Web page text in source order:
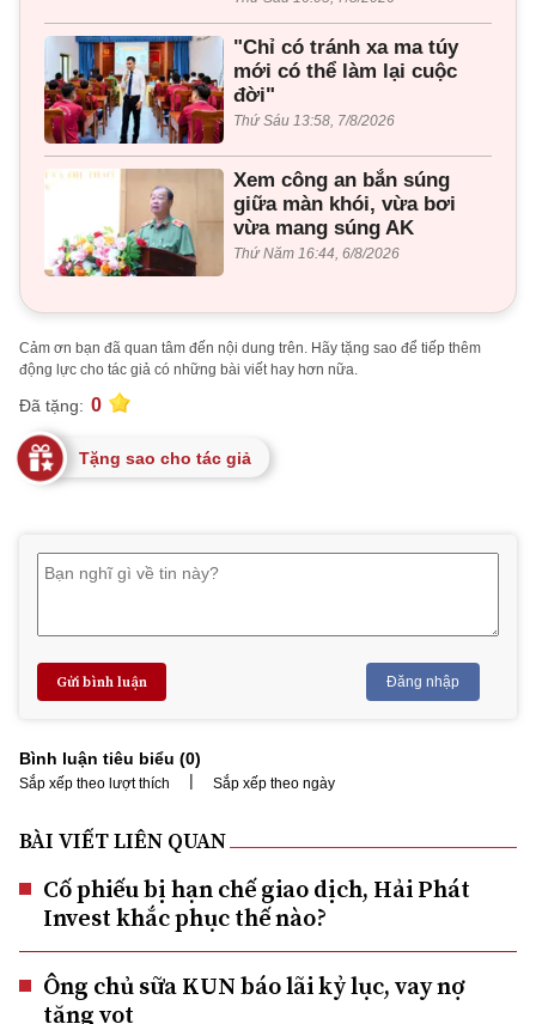
"Chỉ có tránh xa ma túy
mới có thể làm lại cuộc
đời"
Thứ Sáu 13:58, 7/8/2026
Xem công an bắn súng
giữa màn khói, vừa bơi
vừa mang súng AK
Thứ Năm 16:44, 6/8/2026
Cảm ơn bạn đã quan tâm đến nội dung trên. Hãy tặng sao để tiếp thêm
động lực cho tác giả có những bài viết hay hơn nữa.
Đã tặng: 0
Tặng sao cho tác giả
Gửi bình luận Đăng nhập
Bình luận tiêu biểu (0)
Sắp xếp theo lượt thích | Sắp xếp theo ngày
BÀI VIẾT LIÊN QUAN
Cố phiếu bị hạn chế giao dịch, Hải Phát
Invest khắc phục thế nào?
Ông chủ sữa KUN báo lãi kỷ lục, vay nợ
tăng vọt